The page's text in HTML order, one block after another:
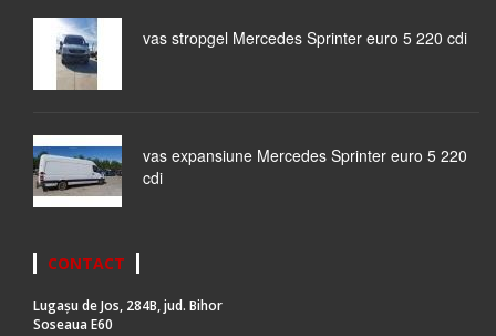
vas stropgel Mercedes Sprinter euro 5 220 cdi
vas expansiune Mercedes Sprinter euro 5 220
cdi
CONTACT
Lugașu de Jos, 284B, jud. Bihor
Soseaua E60